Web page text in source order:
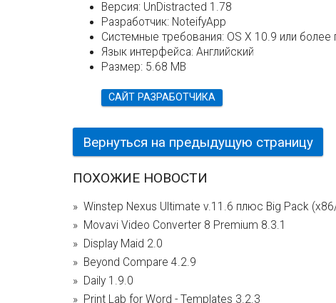
Версия: UnDistracted 1.78
Разработчик: NoteifyApp
Системные требования: OS X 10.9 или
Язык интерфейса: Английский
Размер: 5.68 MB
САЙТ РАЗРАБОТЧИКА
Вернуться на предыдущую страницу
ПОХОЖИЕ НОВОСТИ
Winstep Nexus Ultimate v.11.6 плюс Big Pack
Movavi Video Converter 8 Premium 8.3.1
Display Maid 2.0
Beyond Compare 4.2.9
Daily 1.9.0
Print Lab for Word - Templates 3.2.3